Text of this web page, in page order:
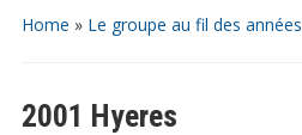
Home » Le groupe au fil des années
2001 Hyeres